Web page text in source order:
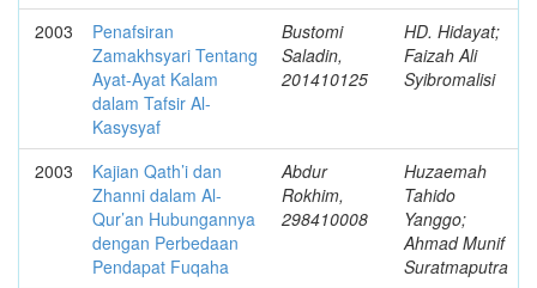
2003
Penafsiran
Zamakhsyari Tentang
Ayat-Ayat Kalam
dalam Tafsir Al-
Kasysyaf
Bustomi
Saladin,
201410125
HD. Hidayat;
Faizah Ali
Syibromalisi
2003
Kajian Qath’i dan
Zhanni dalam Al-
Qur’an Hubungannya
dengan Perbedaan
Pendapat Fuqaha
Abdur
Rokhim,
298410008
Huzaemah
Tahido
Yanggo;
Ahmad Munif
Suratmaputra